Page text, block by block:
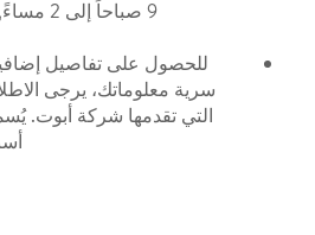
للحصول على تفاصيل إضافية
سرية معلوماتك، يرجى الاطلاع
التي تقدمها شركة أبوت. يُسمح
أسرة